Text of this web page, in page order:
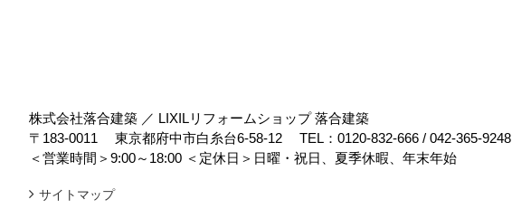
株式会社落合建築 ／ LIXILリフォームショップ 落合建築
〒183-0011
東京都府中市白糸台6-58-12 TEL： 0120-832-666 / 042-365-9248
＜営業時間＞9:00～18:00 ＜定休日＞日曜・祝日、夏季休暇、年末年始
サイトマップ